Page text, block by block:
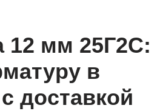
12 мм 25Г2С:
в
доставкой